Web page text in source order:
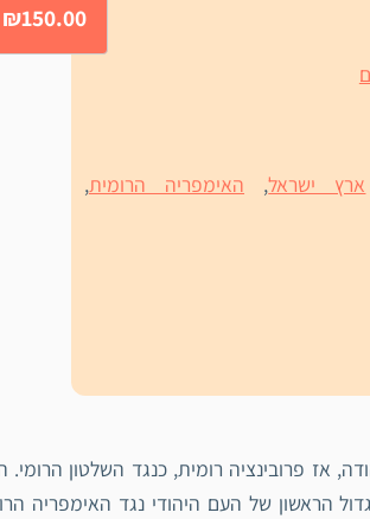
₪150.00 – לרכישה והורדה מיידית
ארץ ישראל, האימפריה הרומית,
הגדול הראשון של העם היהודי נגד